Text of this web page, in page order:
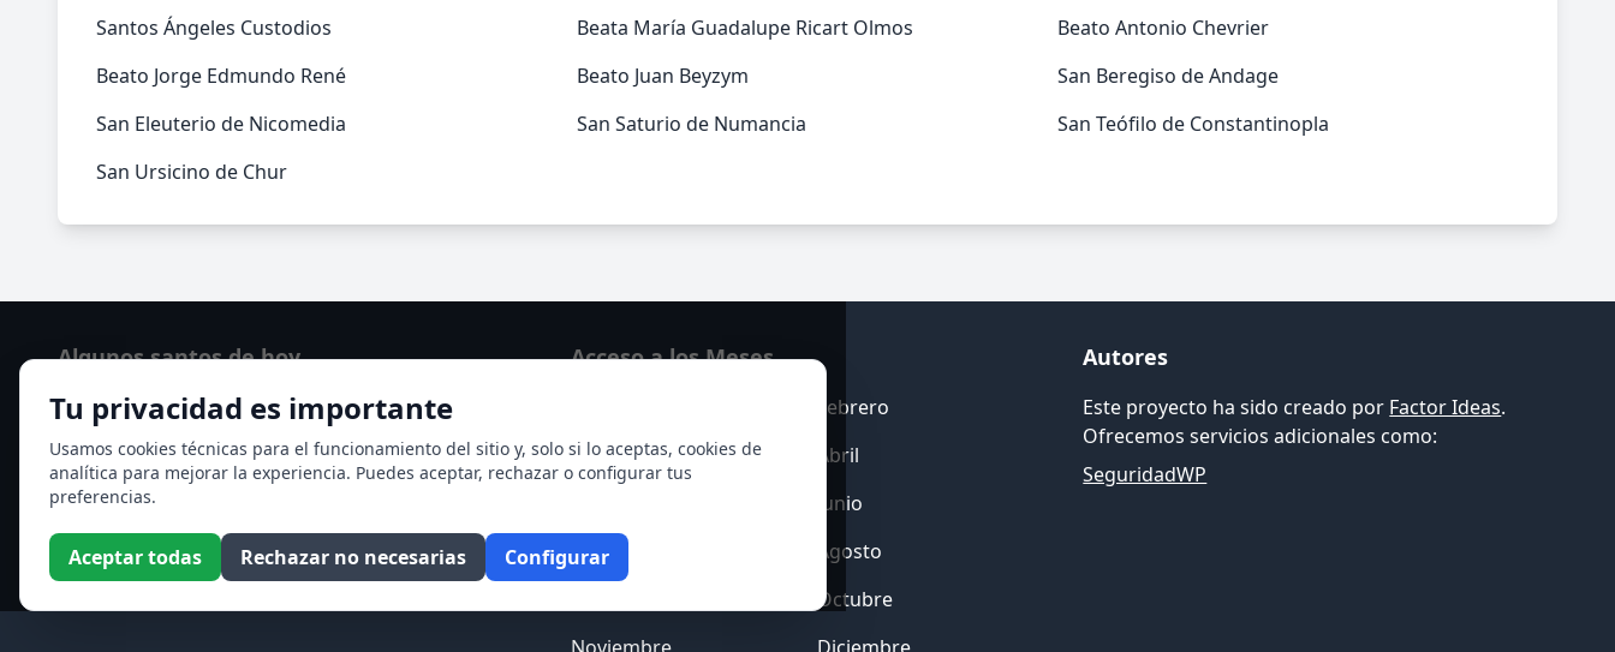
Santos Ángeles Custodios Beata María Guadalupe Ricart Olmos
Beato Antonio Chevrier
Beato Jorge Edmundo René
Beato Juan Beyzym
San Beregiso de Andage
San Eleuterio de Nicomedia
San Saturio de Numancia
San Teófilo de Constantinopla
San Ursicino de Chur
Tu privacidad es importante
Usamos cookies técnicas para el funcionamiento del sitio y, solo si lo aceptas, cookies de
analítica para mejorar la experiencia. Puedes aceptar, rechazar o configurar tus
preferencias.
Aceptar todas Rechazar no necesarias Configurar
Algunos santos de hoy
San Osvaldo de Maserfield
Santa Edith Stein (Sor Teresa Benedicta de la Cruz)
Ver todos los santos de hoy
Acceso a los Meses
Febrero
Marzo
Abril
Junio
Julio
Agosto
Octubre
Autores
Este proyecto ha sido creado por Factor Ideas.
Ofrecemos servicios adicionales como:
SeguridadWP